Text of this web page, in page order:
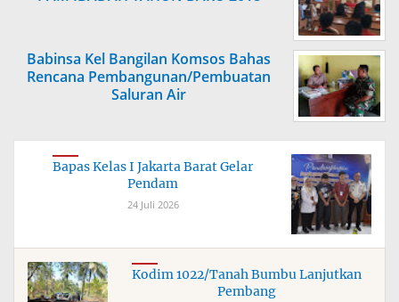
Babinsa Kel Bangilan Komsos Bahas
Rencana Pembangunan/Pembuatan
Saluran Air
Bapas Kelas I Jakarta Barat Gelar
Pendam
24 Juli 2026
Kodim 1022/Tanah Bumbu Lanjutkan
Pembang